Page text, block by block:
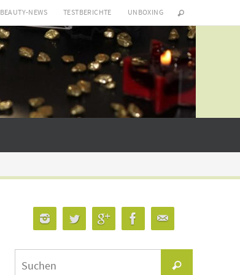
BEAUTY-NEWS TESTBERICHTE UNBOXING
Suchen